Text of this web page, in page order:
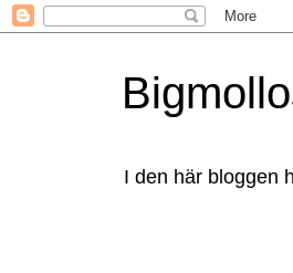
I den här bloggen